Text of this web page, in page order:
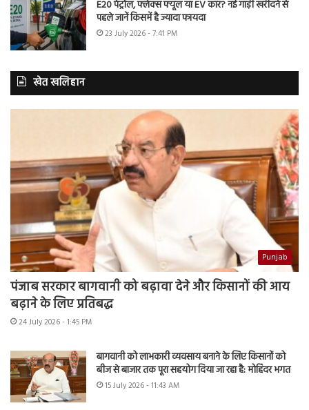
E20 पेट्रोल, फ्लेक्स फ्यूल या EV कार? नई गाड़ी खरीदने से
पहले जानें किसमें है ज्यादा फायदा
23 July 2026 - 7:41 PM
खेत खलिहान
Punjab
पंजाब सरकार बागवानी को बढ़ावा देने और किसानों की आय
बढ़ाने के लिए प्रतिबद्ध
24 July 2026 - 1:45 PM
बागवानी को लाभकारी व्यवसाय बनाने के लिए किसानों को
बीज से बाजार तक पूरा सहयोग दिया जा रहा है: मोहिंदर भगत
15 July 2026 - 11:43 AM